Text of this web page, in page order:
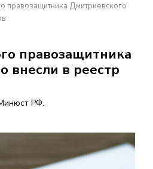
правозащитника Дмитриевского
правозащитника
внесли в реестр
РФ.
×